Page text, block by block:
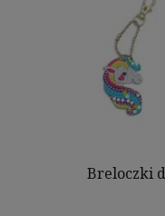
Breloczki